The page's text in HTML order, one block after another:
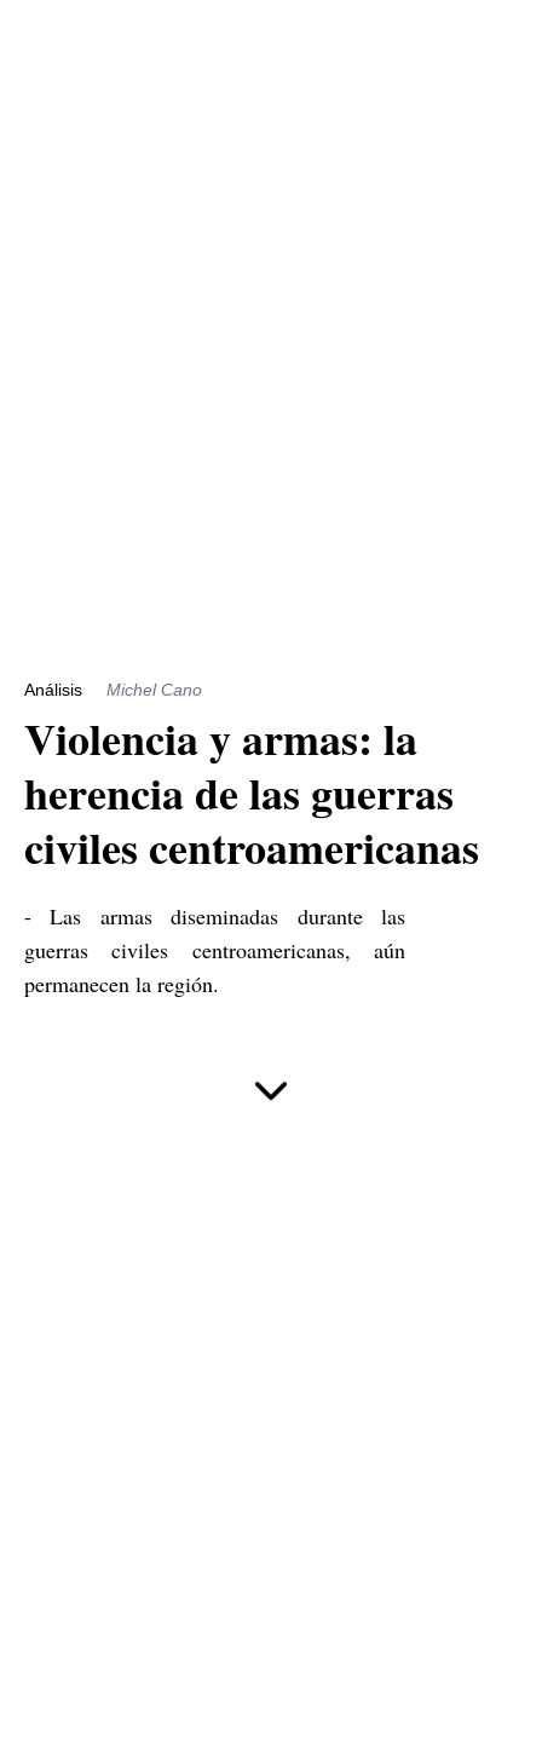
Análisis Michel Cano
Violencia y armas: la
herencia de las guerras
civiles centroamericanas
- Las armas diseminadas durante las
guerras civiles centroamericanas, aún
permanecen la región.